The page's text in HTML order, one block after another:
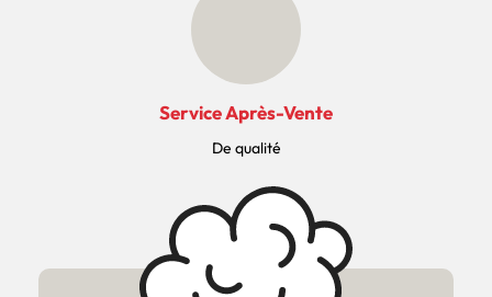
Service Après-Vente
De qualité